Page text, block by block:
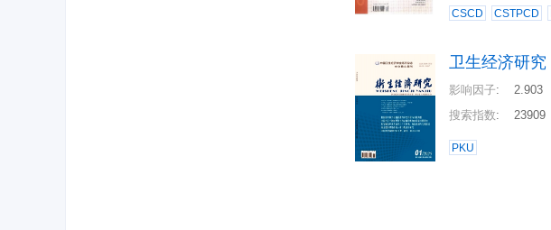
CSCD CSTPCD
卫生经济研究
影响因子: 2.903
搜索指数: 23909
PKU